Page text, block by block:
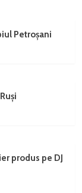
Petroșani
produs pe DJ